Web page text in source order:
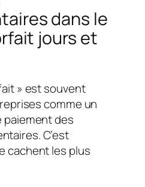
dans le
jours et
» est souvent
comme un
paiement des
C’est
cachent les plus